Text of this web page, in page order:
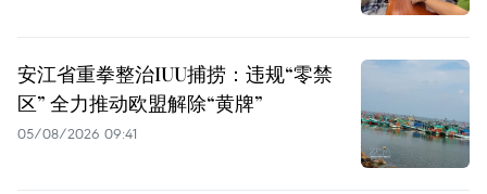
安江省重拳整治IUU捕捞：违规“零禁
区” 全力推动欧盟解除“黄牌”
05/08/2026 09:41